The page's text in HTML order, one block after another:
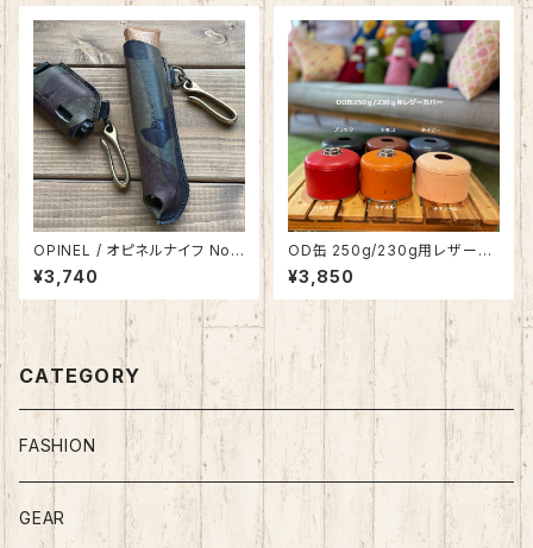
OPINEL / オピネルナイフ No.1
0用 迷彩イタリアンレザーケー
ス 日本製 SPO-021
¥3,740
OD缶 250g/230g用レザーカ
バー 栃木レザー 日本製 SPO-
029
¥3,850
CATEGORY
FASHION
GEAR